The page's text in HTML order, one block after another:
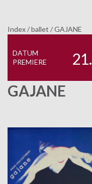
Index/ballet /GAJANE
DATUM
PREMIERE
21.
GAJANE